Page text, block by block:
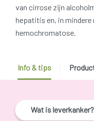
van cirrose zijn
hepatitis en, in mindere
hemochromatose.
Info & tips
Wat is leverkanker?